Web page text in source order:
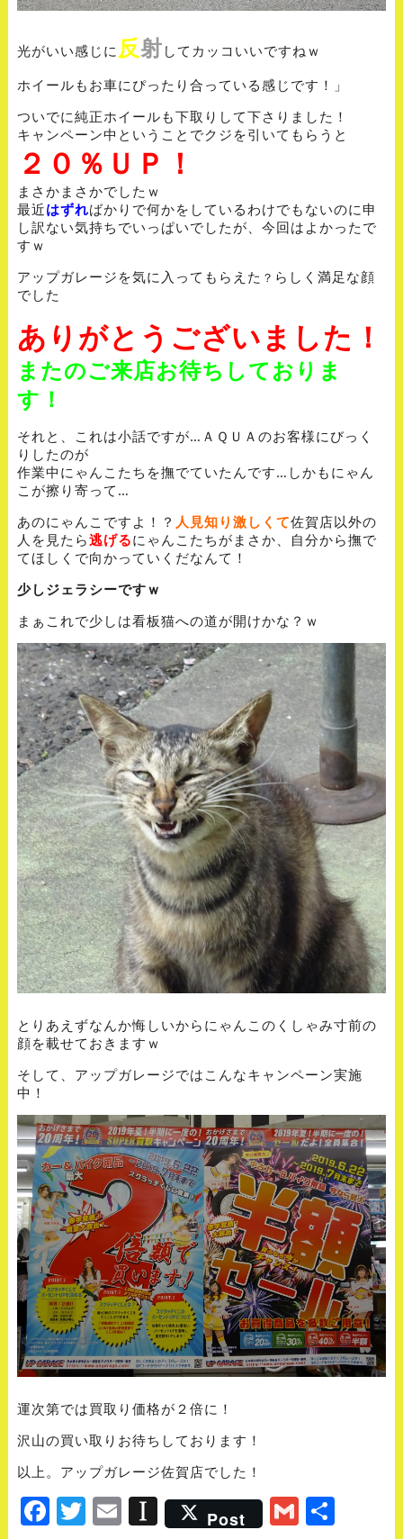
光がいい感じに反射 してカッコいいですねｗ
ホイールもお車にぴったり合っている感じです！」
ついでに純正ホイールも下取りして下さりました！
キャンペーン中ということでクジを引いてもらうと
２０％ＵＰ！
まさかまさかでしたｗ
最近はずればかりで何かをしているわけでもないのに申
し訳ない気持ちでいっぱいでしたが、今回はよかったで
すｗ
アップガレージを気に入ってもらえた ？ らしく満足な顔
でした
ありがとうございました！
またのご来店お待ちしておりま
す！
それと、これは小話ですが…ＡＱＵＡのお客様にびっく
りしたのが
作業中にゃんこたちを撫でていたんです…しかもにゃん
こが擦り寄って…
あのにゃんこですよ！？ 人見知り激しくて佐賀店以外の
人を見たら逃げるにゃんこたちがまさか、自分から撫で
てほしくで向かっていくだなんて！
少しジェラシーですｗ
まぁこれで少しは看板猫への道が開けかな？ｗ
とりあえずなんか悔しいからにゃんこのくしゃみ寸前の
顔を載せておきますｗ
そして、アップガレージではこんなキャンペーン実施
中！
運次第では買取り価格が２倍に！
沢山の買い取りお待ちしております！
以上。アップガレージ佐賀店でした！
Facebook
Twitter
Email
Instapaper
Post Gmail